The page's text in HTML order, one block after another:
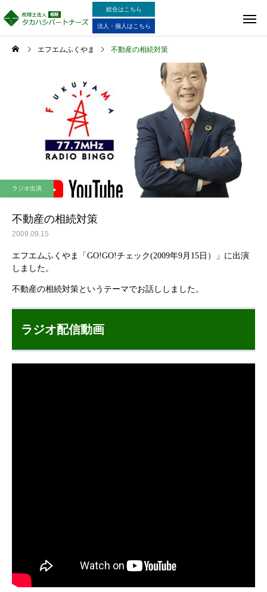
総合はこちら
法人・個人はこちら
エフエムふくやま 不動産の相続対策
ラジオ出演
不動産の相続対策
2009.09.15
エフエムふくやま「GO!GO!チェック(2009年9月15日）」に出演
しました。
不動産の相続対策というテーマでお話ししました。
ラジオ配信動画